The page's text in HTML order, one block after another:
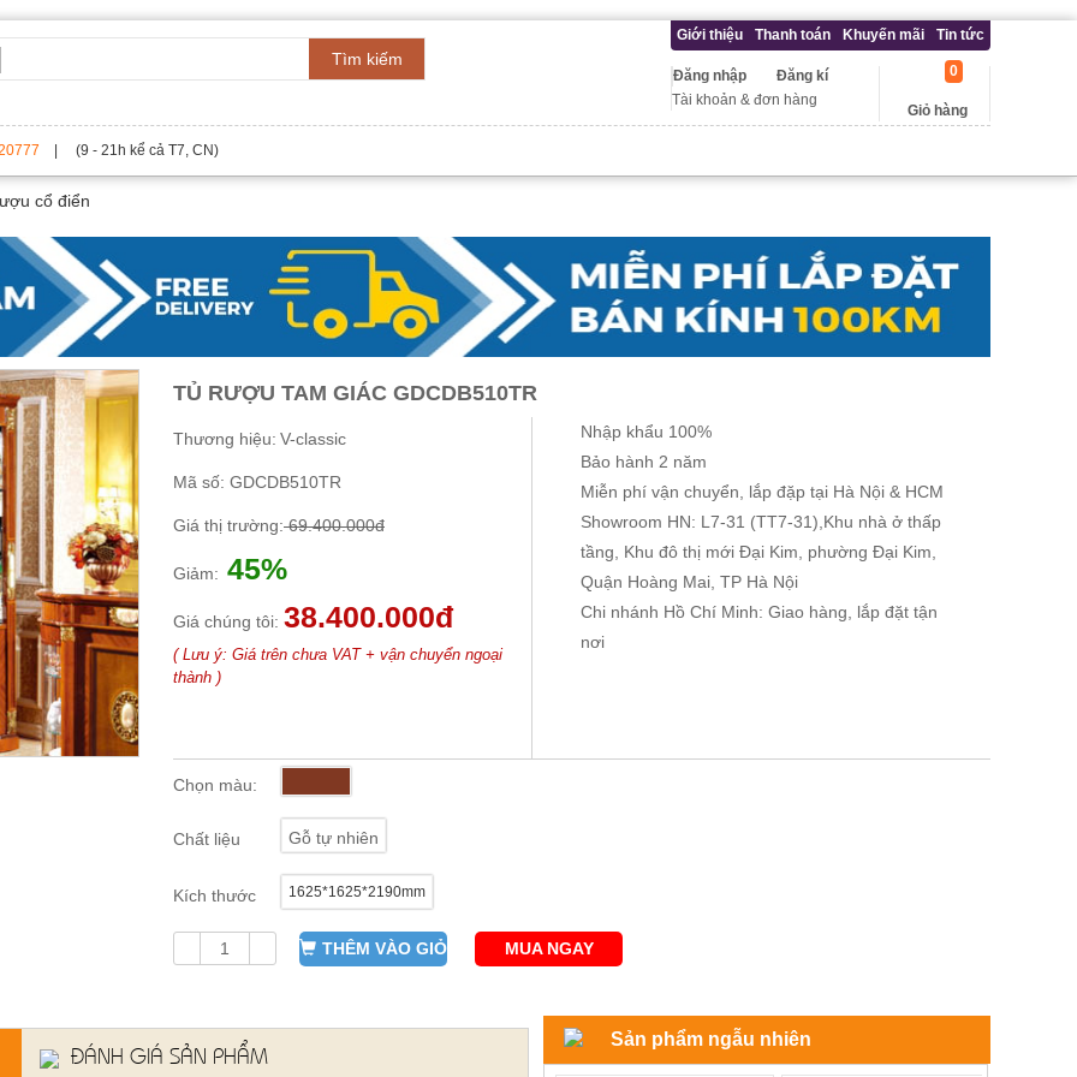
Tìm kiếm
Giới thiệu Thanh toán Khuyến mãi Tin tức
Đăng kí
Đăng nhập
Tài khoản & đơn hàng
Giỏ hàng
0
| (9 - 21h kể cả T7, CN)
cổ điển
TỦ RƯỢU TAM GIÁC GDCDB510TR
Thương hiệu: V-classic
Mã số: GDCDB510TR
Giá thị trường:69.400.000đ
Giảm: 45%
Giá chúng tôi: 38.400.000đ
( Lưu ý: Giá trên chưa VAT + vận chuyển ngoại
thành )
Nhập khẩu 100%
Bảo hành 2 năm
Miễn phí vận chuyển, lắp đặp tại Hà Nội & HCM
Showroom HN: L7-31 (TT7-31),Khu nhà ở thấp
tầng, Khu đô thị mới Đại Kim, phường Đại Kim,
Quận Hoàng Mai, TP Hà Nội
Chi nhánh Hồ Chí Minh: Giao hàng, lắp đặt tận
nơi
Chọn màu:
Chất liệu Gỗ tự nhiên
Kích thước 1625*1625*2190mm
THÊM VÀO GIỎ MUA NGAY
ĐÁNH GIÁ SẢN PHẨM
Sản phẩm ngẫu nhiên